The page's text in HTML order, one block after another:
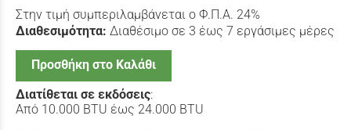
Στην τιμή συμπεριλαμβάνεται ο Φ.Π.Α. 24%
Διαθεσιμότητα: Διαθέσιμο σε 3 έως 7 εργάσιμες μέρες
Προσθήκη στο Καλάθι
Διατίθεται σε εκδόσεις:
Από 10.000 BTU έως 24.000 BTU